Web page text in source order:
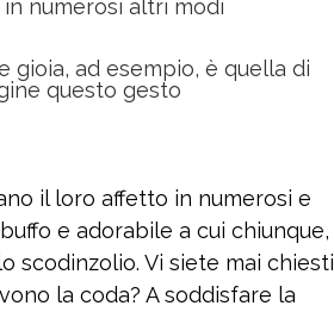
numerosi altri modi
gioia, ad esempio, è quella di
questo gesto
il loro affetto in numerosi e
e adorabile a cui chiunque,
scodinzolio. Vi siete mai chiesti
la coda? A soddisfare la